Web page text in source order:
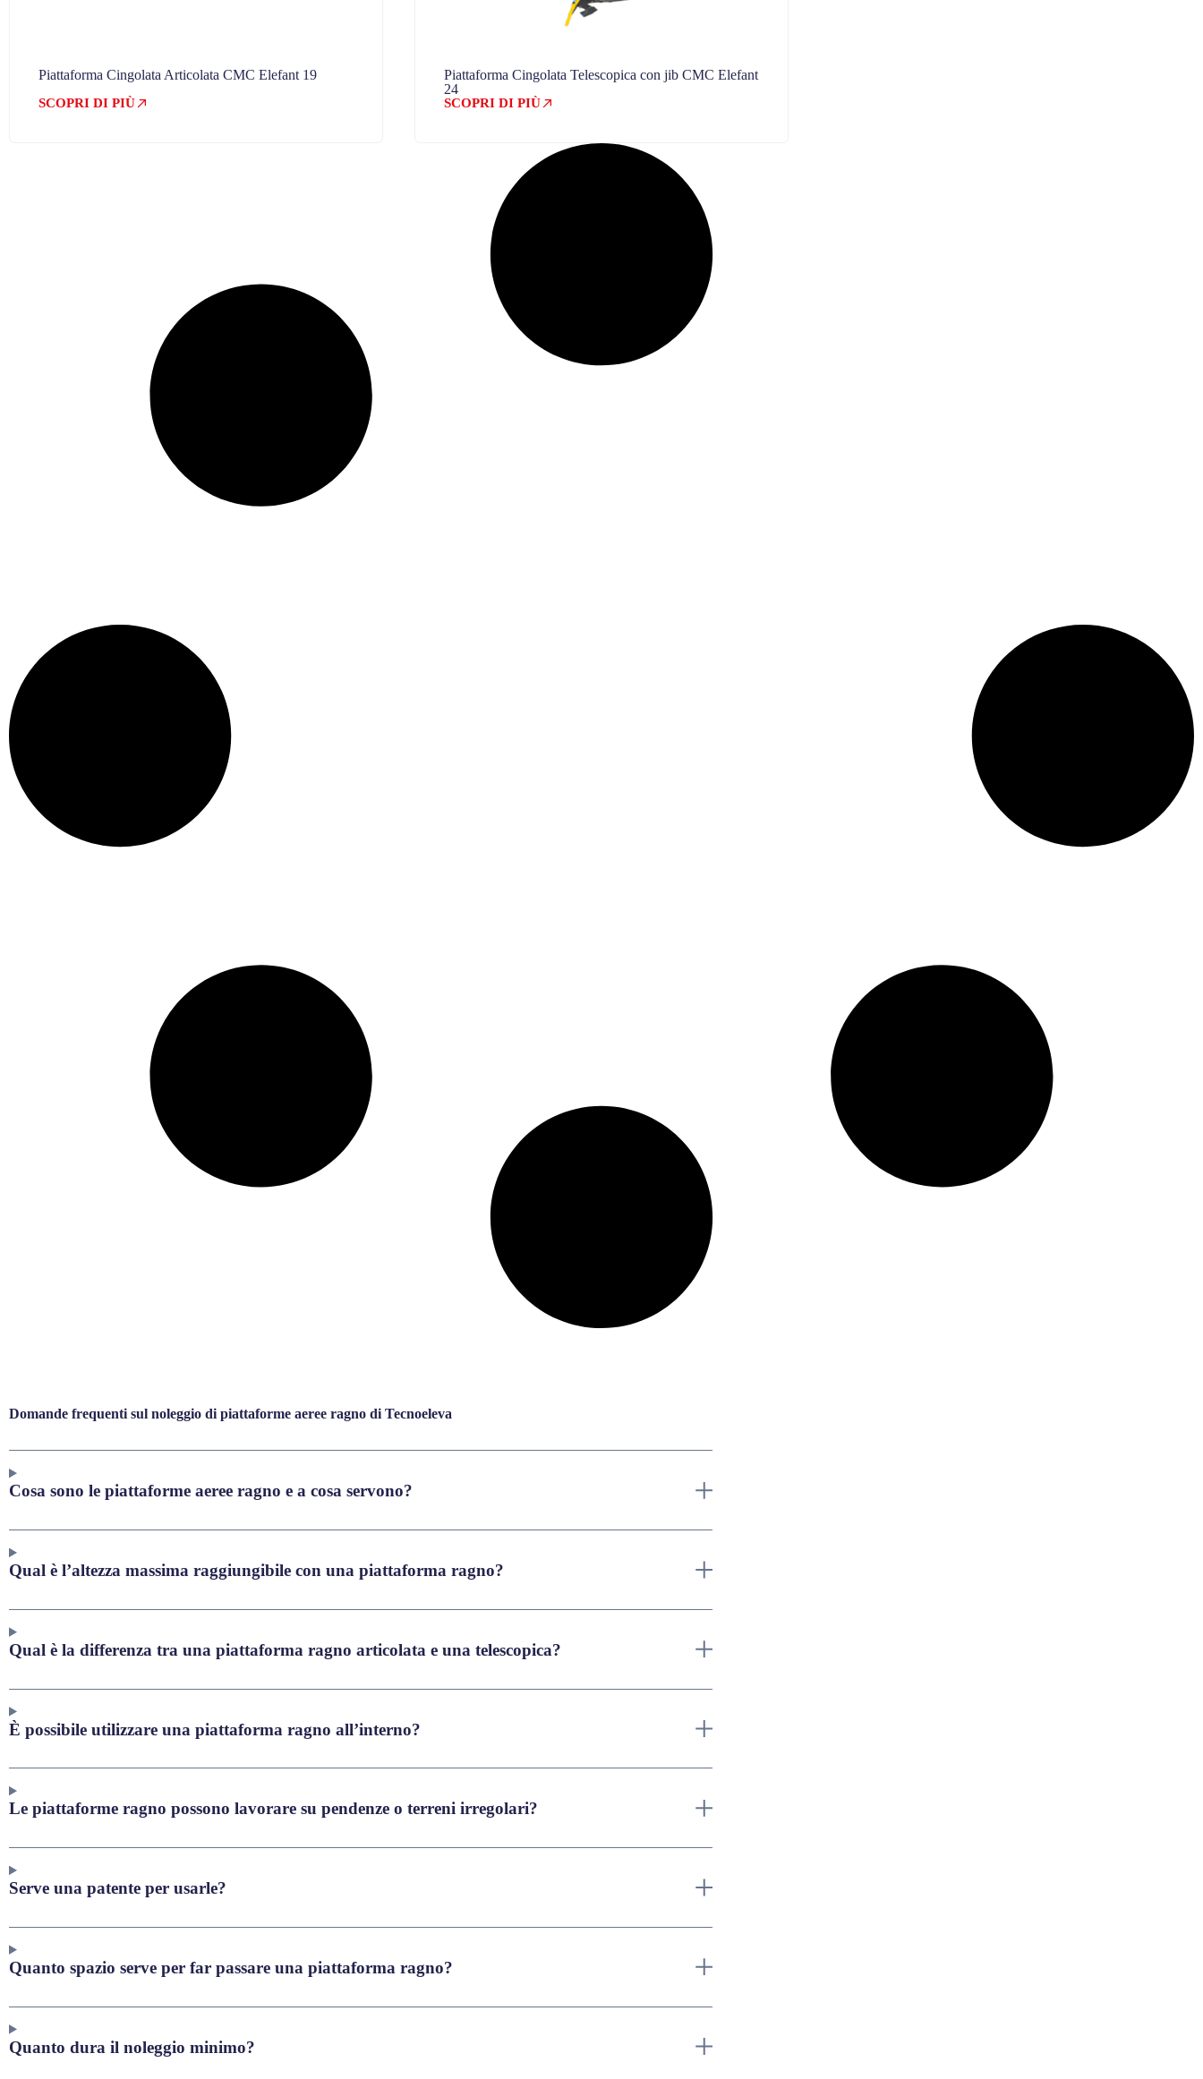
Piattaforma Cingolata Articolata CMC Elefant 19
SCOPRI DI PIÙ
Piattaforma Cingolata Telescopica con jib CMC Elefant
24
SCOPRI DI PIÙ
Domande frequenti sul noleggio di piattaforme aeree ragno di Tecnoeleva
Cosa sono le piattaforme aeree ragno e a cosa servono?
Qual è l’altezza massima raggiungibile con una piattaforma ragno?
Qual è la differenza tra una piattaforma ragno articolata e una telescopica?
È possibile utilizzare una piattaforma ragno all’interno?
Le piattaforme ragno possono lavorare su pendenze o terreni irregolari?
Serve una patente per usarle?
Quanto spazio serve per far passare una piattaforma ragno?
Quanto dura il noleggio minimo?